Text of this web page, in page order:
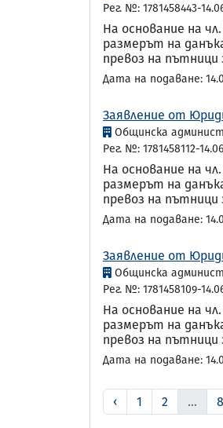
Рег. №: 1781458443-
На основание на
размерът на
превоз на пътници
Дата на подаване:
Заявление от
Общинска
Рег. №: 1781458112-
На основание на
размерът на
превоз на пътници
Дата на подаване:
Заявление от
Общинска
Рег. №: 1781458109-
На основание на
размерът на
превоз на пътници
Дата на подаване:
‹ 1 2 ... 8